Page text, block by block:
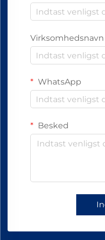
Virksomhedsnavn
WhatsApp
Besked